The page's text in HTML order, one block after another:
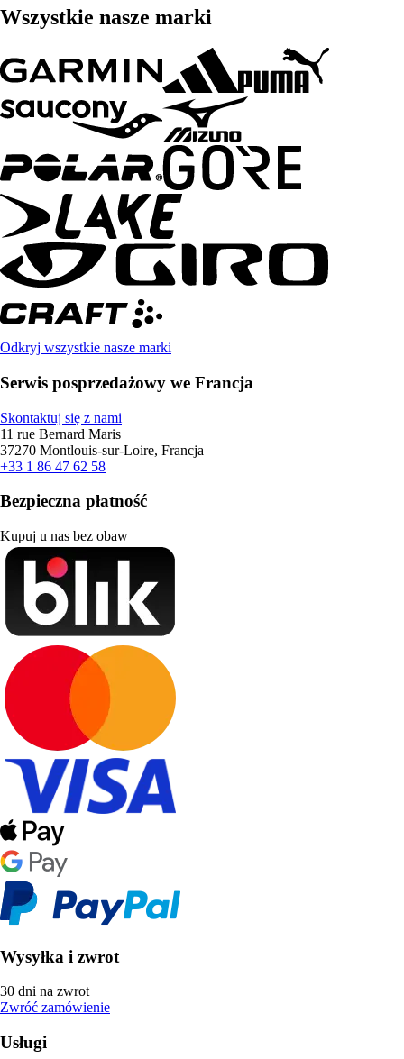
Wszystkie nasze marki
Odkryj wszystkie nasze marki
Serwis posprzedażowy we Francja
Skontaktuj się z nami
11 rue Bernard Maris
37270 Montlouis-sur-Loire, Francja
+33 1 86 47 62 58
Bezpieczna płatność
Kupuj u nas bez obaw
Wysyłka i zwrot
30 dni na zwrot
Zwróć zamówienie
Usługi